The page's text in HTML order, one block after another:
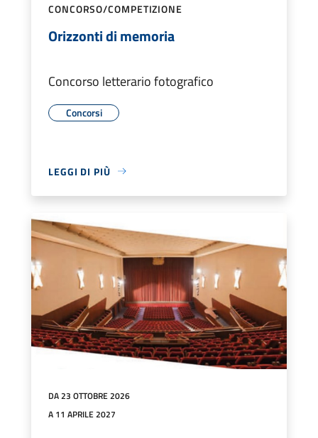
CONCORSO/COMPETIZIONE
Orizzonti di memoria
Concorso letterario fotografico
Concorsi
LEGGI DI PIÙ
DA 23 OTTOBRE 2026
A 11 APRILE 2027